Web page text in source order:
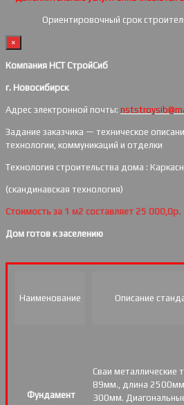
Ориентировочный срок
×
Компания НСТ СтройСиб
г. Новосибирск
Адрес электронной почты:
Задание заказчика — техническое
технологии, коммуникаций и отделки
Технология строительства дома :
(скандинавская технология)
Стоимость за 1 м2 составляет 25 000,0р.
Дом готов к заселению
Наименование Описание
Фундамент
Сваи
89мм., длина
300мм.